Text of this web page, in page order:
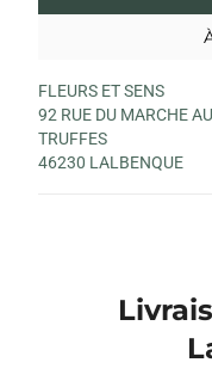
FLEURS ET SENS
92 RUE DU MARCHE
TRUFFES
46230 LALBENQUE